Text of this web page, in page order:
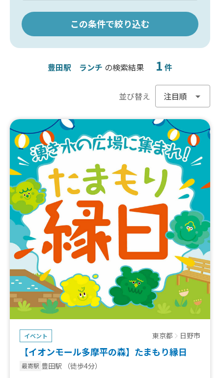
この条件で絞り込む
豊田駅 ランチ の検索結果 1 件
並び替え
イベント 東京都 日野市
【イオンモール多摩平の森】たまもり縁日
最寄駅 豊田駅
（徒歩4分）